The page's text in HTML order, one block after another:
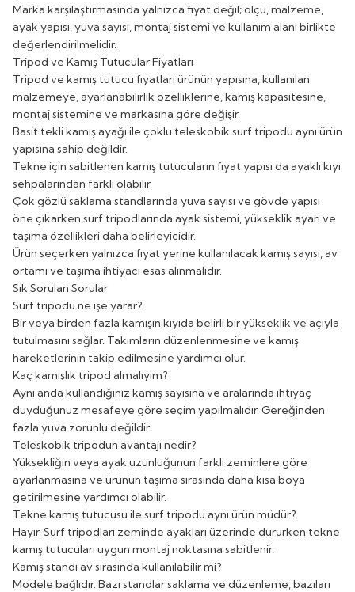
Marka karşılaştırmasında yalnızca fiyat değil; ölçü, malzeme,
ayak yapısı, yuva sayısı, montaj sistemi ve kullanım alanı birlikte
değerlendirilmelidir.
Tripod ve Kamış Tutucular Fiyatları
Tripod ve kamış tutucu fiyatları ürünün yapısına, kullanılan
malzemeye, ayarlanabilirlik özelliklerine, kamış kapasitesine,
montaj sistemine ve markasına göre değişir.
Basit tekli kamış ayağı ile çoklu teleskobik surf tripodu aynı ürün
yapısına sahip değildir.
Tekne için sabitlenen kamış tutucuların fiyat yapısı da ayaklı kıyı
sehpalarından farklı olabilir.
Çok gözlü saklama standlarında yuva sayısı ve gövde yapısı
öne çıkarken surf tripodlarında ayak sistemi, yükseklik ayarı ve
taşıma özellikleri daha belirleyicidir.
Ürün seçerken yalnızca fiyat yerine kullanılacak kamış sayısı, av
ortamı ve taşıma ihtiyacı esas alınmalıdır.
Sık Sorulan Sorular
Surf tripodu ne işe yarar?
Bir veya birden fazla kamışın kıyıda belirli bir yükseklik ve açıyla
tutulmasını sağlar. Takımların düzenlenmesine ve kamış
hareketlerinin takip edilmesine yardımcı olur.
Kaç kamışlık tripod almalıyım?
Aynı anda kullandığınız kamış sayısına ve aralarında ihtiyaç
duyduğunuz mesafeye göre seçim yapılmalıdır. Gereğinden
fazla yuva zorunlu değildir.
Teleskobik tripodun avantajı nedir?
Yüksekliğin veya ayak uzunluğunun farklı zeminlere göre
ayarlanmasına ve ürünün taşıma sırasında daha kısa boya
getirilmesine yardımcı olabilir.
Tekne kamış tutucusu ile surf tripodu aynı ürün müdür?
Hayır. Surf tripodları zeminde ayakları üzerinde dururken tekne
kamış tutucuları uygun montaj noktasına sabitlenir.
Kamış standı av sırasında kullanılabilir mi?
Modele bağlıdır. Bazı standlar saklama ve düzenleme, bazıları